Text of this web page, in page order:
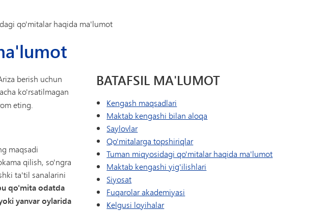
qo'mitalar haqida ma'lumot
berish uchun
ko'rsatilmagan
eting.
maqsadi
qilish, so'ngra
ta'til sanalarini
qo'mita odatda
yanvar oylarida
BATAFSIL MA'LUMOT
Kengash maqsadlari
Maktab kengashi bilan aloqa
Saylovlar
Qo'mitalarga topshiriqlar
Tuman miqyosidagi qo'mitalar haqida ma'lumot
Maktab kengashi yig'ilishlari
Siyosat
Fuqarolar akademiyasi
Kelgusi loyihalar